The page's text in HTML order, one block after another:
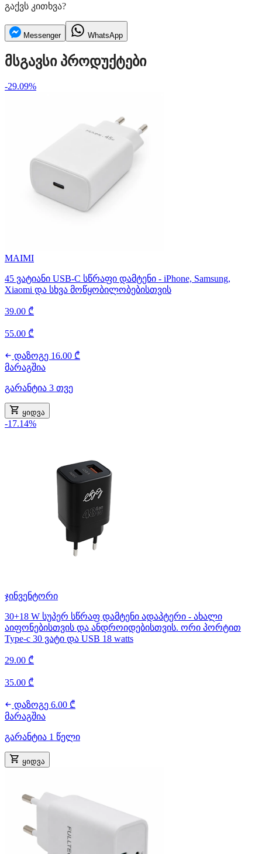
გაქვს კითხვა?
Messenger WhatsApp
მსგავსი პროდუქტები
-29.09%
MAIMI
45 ვატიანი USB-C სწრაფი დამტენი - iPhone, Samsung,
Xiaomi და სხვა მოწყობილობებისთვის
39.00 ₾
55.00 ₾
დაზოგე 16.00 ₾
მარაგშია
გარანტია 3 თვე
ყიდვა
-17.14%
ჯინვენტორი
30+18 W სუპერ სწრაფ დამტენი ადაპტერი - ახალი
აიფონებისთვის და ანდროიდებისთვის. ორი პორტით
Type-c 30 ვატი და USB 18 watts
29.00 ₾
35.00 ₾
დაზოგე 6.00 ₾
მარაგშია
გარანტია 1 წელი
ყიდვა